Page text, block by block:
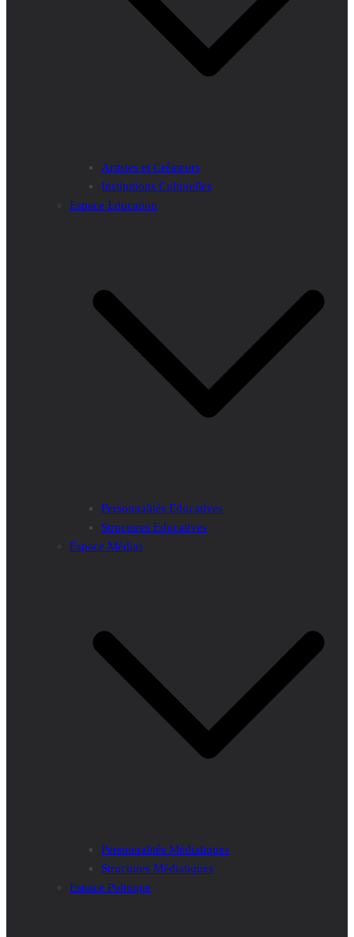
Artistes et Créateurs
Institutions Culturelles
Espace Education
Personnalités Educatives
Structures Educatives
Espace Médias
Personnalités Médiatiques
Structures Médiatiques
Espace Politique